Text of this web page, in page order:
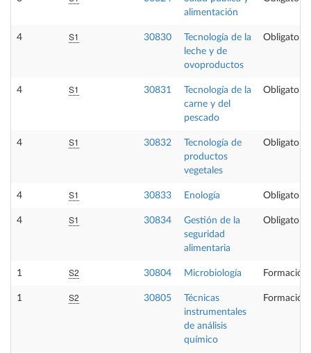
alimentación
4 S1 30830
Tecnología de la
leche y de
ovoproductos
Obligatoria
4 S1 30831
Tecnología de la
carne y del
pescado
Obligatoria
4 S1 30832
Tecnología de
productos
vegetales
Obligatoria
4 S1 30833 Enología Obligatoria
4 S1 30834
Gestión de la
seguridad
alimentaria
Obligatoria
1 S2 30804 Microbiología Formación
1 S2 30805
Técnicas
instrumentales
de análisis
químico
Formación